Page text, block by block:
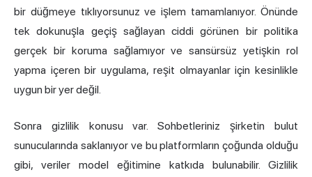
bir düğmeye tıklıyorsunuz ve işlem tamamlanıyor. Önünde
tek dokunuşla geçiş sağlayan ciddi görünen bir politika
gerçek bir koruma sağlamıyor ve sansürsüz yetişkin rol
yapma içeren bir uygulama, reşit olmayanlar için kesinlikle
uygun bir yer değil.
Sonra gizlilik konusu var. Sohbetleriniz şirketin bulut
sunucularında saklanıyor ve bu platformların çoğunda olduğu
gibi, veriler model eğitimine katkıda bulunabilir. Gizlilik